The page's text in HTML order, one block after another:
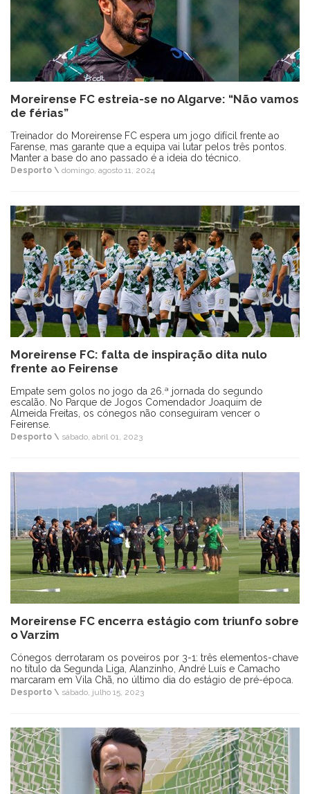
Moreirense FC estreia-se no Algarve: “Não vamos
de férias”
Treinador do Moreirense FC espera um jogo difícil frente ao
Farense, mas garante que a equipa vai lutar pelos três pontos.
Manter a base do ano passado é a ideia do técnico.
Desporto \ domingo, agosto 11, 2024
Moreirense FC: falta de inspiração dita nulo
frente ao Feirense
Empate sem golos no jogo da 26.ª jornada do segundo
escalão. No Parque de Jogos Comendador Joaquim de
Almeida Freitas, os cónegos não conseguiram vencer o
Feirense.
Desporto \ sábado, abril 01, 2023
Moreirense FC encerra estágio com triunfo sobre
o Varzim
Cónegos derrotaram os poveiros por 3-1: três elementos-chave
no título da Segunda Liga, Alanzinho, André Luís e Camacho
marcaram em Vila Chã, no último dia do estágio de pré-época.
Desporto \ sábado, julho 15, 2023